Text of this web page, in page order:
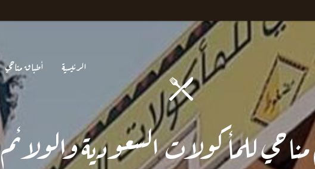
للمأكولات السعودية والولائم
الرئيسية أطباق مناحي